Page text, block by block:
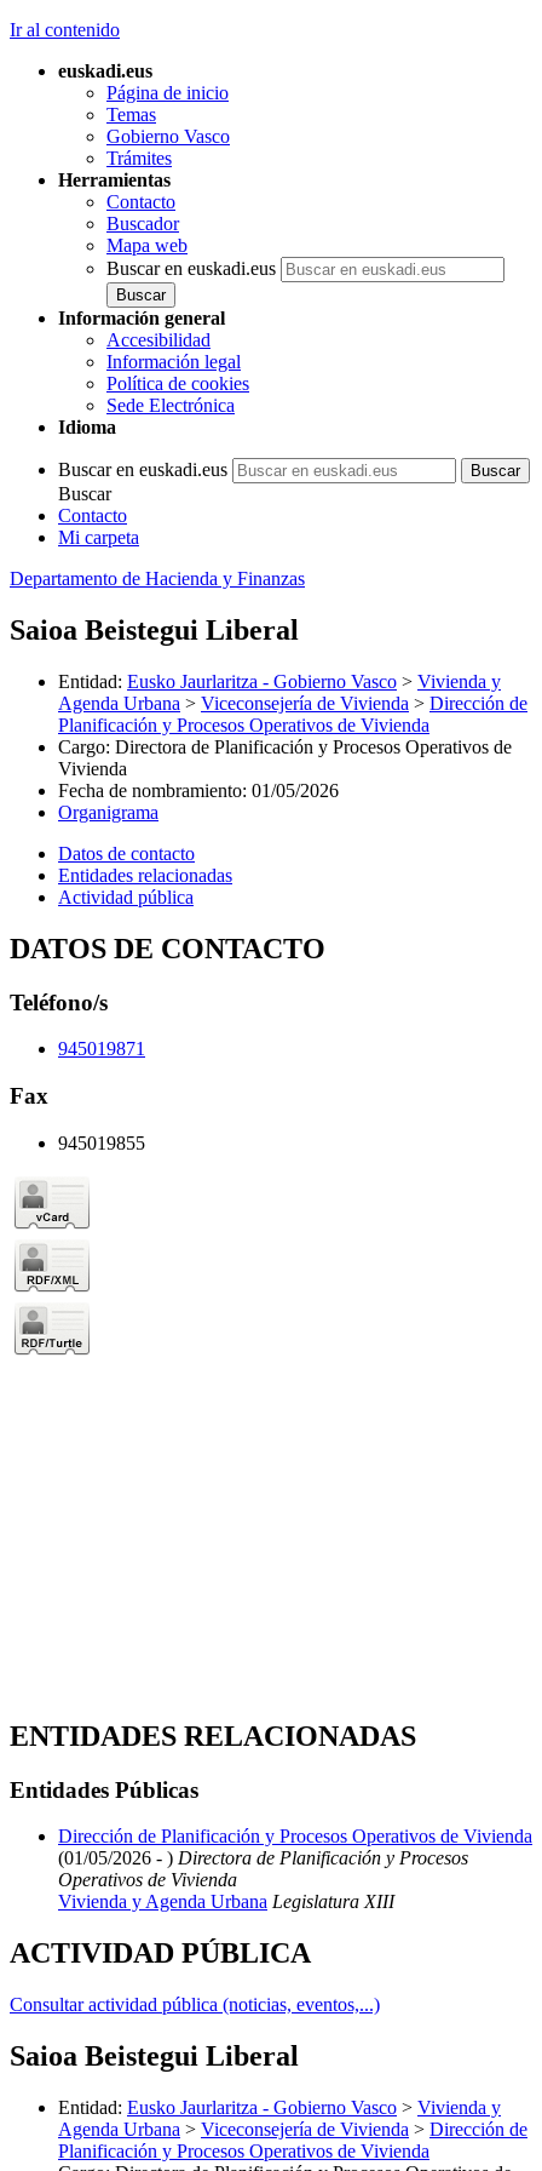
Ir al contenido
euskadi.eus
Página de inicio
Temas
Gobierno Vasco
Trámites
Herramientas
Contacto
Buscador
Mapa web
Buscar en euskadi.eus
Información general
Accesibilidad
Información legal
Política de cookies
Sede Electrónica
Idioma
Buscar en euskadi.eus
Buscar
Contacto
Mi carpeta
Departamento de Hacienda y Finanzas
Saioa Beistegui Liberal
Entidad: Eusko Jaurlaritza - Gobierno Vasco > Vivienda y
Agenda Urbana > Viceconsejería de Vivienda > Dirección de
Planificación y Procesos Operativos de Vivienda
Cargo: Directora de Planificación y Procesos Operativos de
Vivienda
Fecha de nombramiento: 01/05/2026
Organigrama
Datos de contacto
Entidades relacionadas
Actividad pública
DATOS DE CONTACTO
Teléfono/s
945019871
Fax
945019855
ENTIDADES RELACIONADAS
Entidades Públicas
Dirección de Planificación y Procesos Operativos de Vivienda
(01/05/2026 - ) Directora de Planificación y Procesos
Operativos de Vivienda
Vivienda y Agenda Urbana Legislatura XIII
ACTIVIDAD PÚBLICA
Consultar actividad pública (noticias, eventos,...)
Saioa Beistegui Liberal
Entidad: Eusko Jaurlaritza - Gobierno Vasco > Vivienda y
Agenda Urbana > Viceconsejería de Vivienda > Dirección de
Planificación y Procesos Operativos de Vivienda